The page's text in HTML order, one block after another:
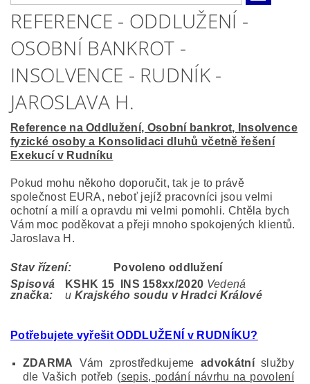
REFERENCE - ODDLUŽENÍ -
OSOBNÍ BANKROT -
INSOLVENCE - RUDNÍK -
JAROSLAVA H.
Reference na Oddlužení, Osobní bankrot, Insolvence
fyzické osoby a Konsolidaci dluhů včetně řešení
Exekucí v Rudníku
Pokud mohu někoho doporučit, tak je to právě
společnost EURA, neboť jejíž pracovníci jsou velmi
ochotní a milí a opravdu mi velmi pomohli. Chtěla bych
Vám moc poděkovat a přeji mnoho spokojených klientů.
Jaroslava H.
Stav řízení:
Povoleno oddlužení
Spisová
značka:
KSHK 15 INS 158xx/2020 Vedená
u Krajského soudu v Hradci Králové
Potřebujete vyřešit ODDLUŽENÍ v RUDNÍKU?
ZDARMA Vám zprostředkujeme advokátníslužby
dle Vašich potřeb (sepis, podání návrhu na povolení